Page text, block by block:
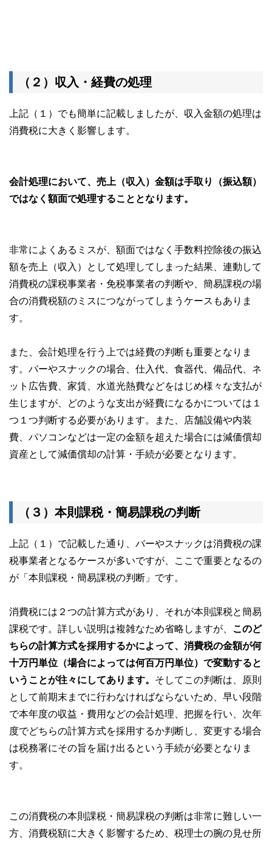
（２）収入・経費の処理
上記（１）でも簡単に記載しましたが、収入金額の処理は
消費税に大きく影響します。
会計処理において、売上（収入）金額は手取り（振込額）
ではなく額面で処理することとなります。
非常によくあるミスが、額面ではなく手数料控除後の振込
額を売上（収入）として処理してしまった結果、連動して
消費税の課税事業者・免税事業者の判断や、簡易課税の場
合の消費税額のミスにつながってしまうケースもありま
す。
また、会計処理を行う上では経費の判断も重要となりま
す。バーやスナックの場合、仕入代、食器代、備品代、ネ
ット広告費、家賃、水道光熱費などをはじめ様々な支払が
生じますが、どのような支出が経費になるかについては１
つ１つ判断する必要があります。また、店舗設備や内装
費、パソコンなどは一定の金額を超えた場合には減価償却
資産として減価償却の計算・手続が必要となります。
（３）本則課税・簡易課税の判断
上記（１）で記載した通り、バーやスナックは消費税の課
税事業者となるケースが多いですが、ここで重要となるの
が「本則課税・簡易課税の判断」です。
消費税には２つの計算方式があり、それが本則課税と簡易
課税です。詳しい説明は複雑なため省略しますが、 このど
ちらの計算方式を採用するかによって、消費税の金額が何
十万円単位（場合によっては何百万円単位）で変動すると
いうことが往々にしてあります。 そしてこの判断は、原則
として前期末までに行わなければならないため、早い段階
で本年度の収益・費用などの会計処理、把握を行い、次年
度でどちらの計算方式を採用するか判断し、変更する場合
は税務署にその旨を届け出るという手続が必要となりま
す。
この消費税の本則課税・簡易課税の判断は非常に難しい一
方、消費税額に大きく影響するため、税理士の腕の見せ所